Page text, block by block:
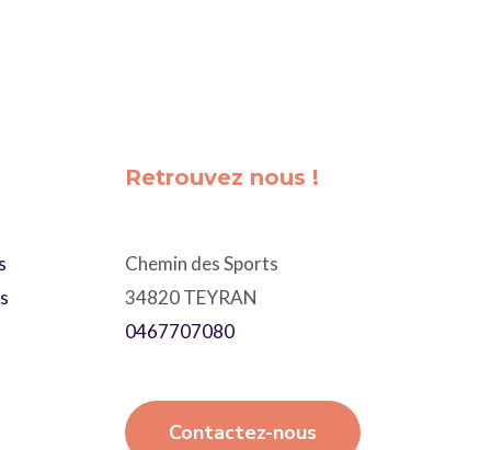
Retrouvez nous !
Chemin des Sports
34820 TEYRAN
0467707080
Contactez-nous